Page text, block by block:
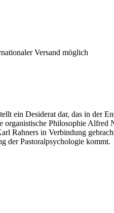
Versand möglich
ein Desiderat dar, das in der
Philosophie
Rahners in Verbindung
der Pastoralpsychologie kommt.